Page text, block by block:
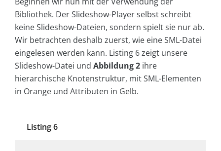
Bibliothek. Der Slideshow-Player selbst schreibt
keine Slideshow-Dateien, sondern spielt sie nur ab.
Wir betrachten deshalb zuerst, wie eine SML-Datei
eingelesen werden kann. Listing 6 zeigt unsere
Slideshow-Datei und Abbildung 2 ihre
hierarchische Knotenstruktur, mit SML-Elementen
in Orange und Attributen in Gelb.
Listing 6